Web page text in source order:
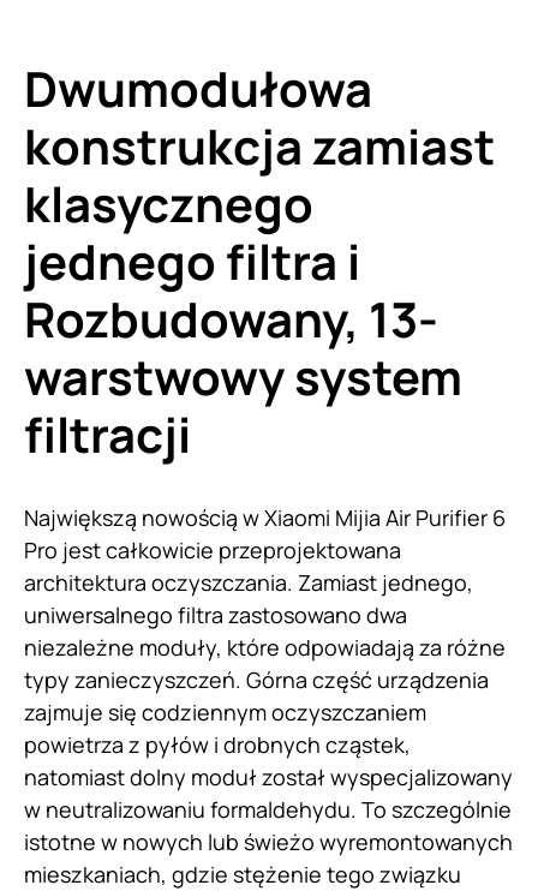
Dwumodułowa
konstrukcja zamiast
klasycznego
jednego filtra i
Rozbudowany, 13-
warstwowy system
filtracji
Największą nowością w Xiaomi Mijia Air Purifier 6
Pro jest całkowicie przeprojektowana
architektura oczyszczania. Zamiast jednego,
uniwersalnego filtra zastosowano dwa
niezależne moduły, które odpowiadają za różne
typy zanieczyszczeń. Górna część urządzenia
zajmuje się codziennym oczyszczaniem
powietrza z pyłów i drobnych cząstek,
natomiast dolny moduł został wyspecjalizowany
w neutralizowaniu formaldehydu. To szczególnie
istotne w nowych lub świeżo wyremontowanych
mieszkaniach, gdzie stężenie tego związku